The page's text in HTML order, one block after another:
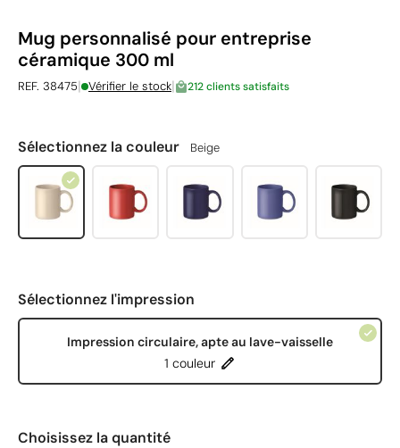
Mug personnalisé pour entreprise
céramique 300 ml
REF. 38475| Vérifier le stock| 212 clients satisfaits
Sélectionnez la couleur Beige
Sélectionnez l'impression
Impression circulaire, apte au lave-vaisselle
1 couleur
Choisissez la quantité